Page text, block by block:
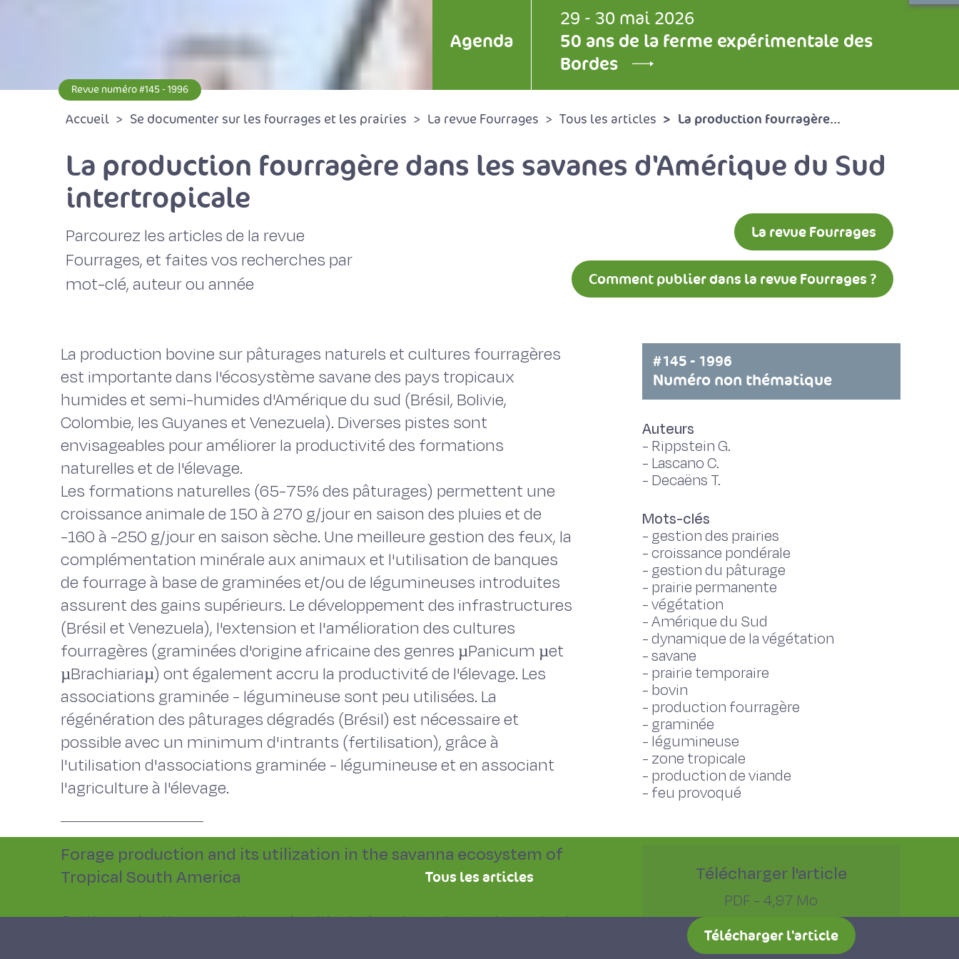
Agenda
29 - 30 mai 2026
50 ans de la ferme expérimentale des
Bordes
Revue numéro #145 - 1996
Accueil Se documenter sur les fourrages et les prairies La revue Fourrages Tous les articles La production fourragère...
La production fourragère dans les savanes d'Amérique du Sud
intertropicale
Parcourez les articles de la revue
Fourrages, et faites vos recherches par
mot-clé, auteur ou année
La revue Fourrages
Comment publier dans la revue Fourrages ?
La production bovine sur pâturages naturels et cultures fourragères
est importante dans l'écosystème savane des pays tropicaux
humides et semi-humides d'Amérique du sud (Brésil, Bolivie,
Colombie, les Guyanes et Venezuela). Diverses pistes sont
envisageables pour améliorer la productivité des formations
naturelles et de l'élevage.
Les formations naturelles (65-75% des pâturages) permettent une
croissance animale de 150 à 270 g/jour en saison des pluies et de
-160 à -250 g/jour en saison sèche. Une meilleure gestion des feux, la
complémentation minérale aux animaux et l'utilisation de banques
de fourrage à base de graminées et/ou de légumineuses introduites
assurent des gains supérieurs. Le développement des infrastructures
(Brésil et Venezuela), l'extension et l'amélioration des cultures
fourragères (graminées d'origine africaine des genres µPanicum µet
µBrachiariaµ) ont également accru la productivité de l'élevage. Les
associations graminée - légumineuse sont peu utilisées. La
régénération des pâturages dégradés (Brésil) est nécessaire et
possible avec un minimum d'intrants (fertilisation), grâce à
l'utilisation d'associations graminée - légumineuse et en associant
l'agriculture à l'élevage.
Forage production and its utilization in the savanna ecosystem of
Tropical South America
Cattle production on native and cultivated pastures is very important
#145 - 1996
Numéro non thématique
Auteurs
- Rippstein G.
- Lascano C.
- Decaëns T.
Mots-clés
- gestion des prairies
-croissance pondérale
- gestion du pâturage
- prairie permanente
-végétation
-Amérique du Sud
-dynamique de la végétation
-savane
- prairie temporaire
- bovin
- production fourragère
- graminée
- légumineuse
- zone tropicale
- production de viande
- feu provoqué
Télécharger l'article
PDF - 4,97 Mo
Télécharger l'article
Tous les articles